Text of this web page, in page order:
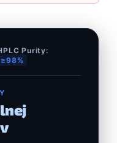
Purity:
≥98%